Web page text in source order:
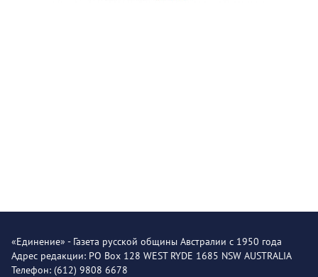
«Единение» - Газета русской общины Австралии с 1950 года
Адрес редакции: PO Box 128 WEST RYDE 1685 NSW AUSTRALIA
Телефон: (612) 9808 6678